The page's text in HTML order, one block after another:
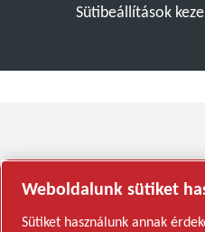
Sütibeállítások
Weboldalunk sütiket
Sütiket használunk annak